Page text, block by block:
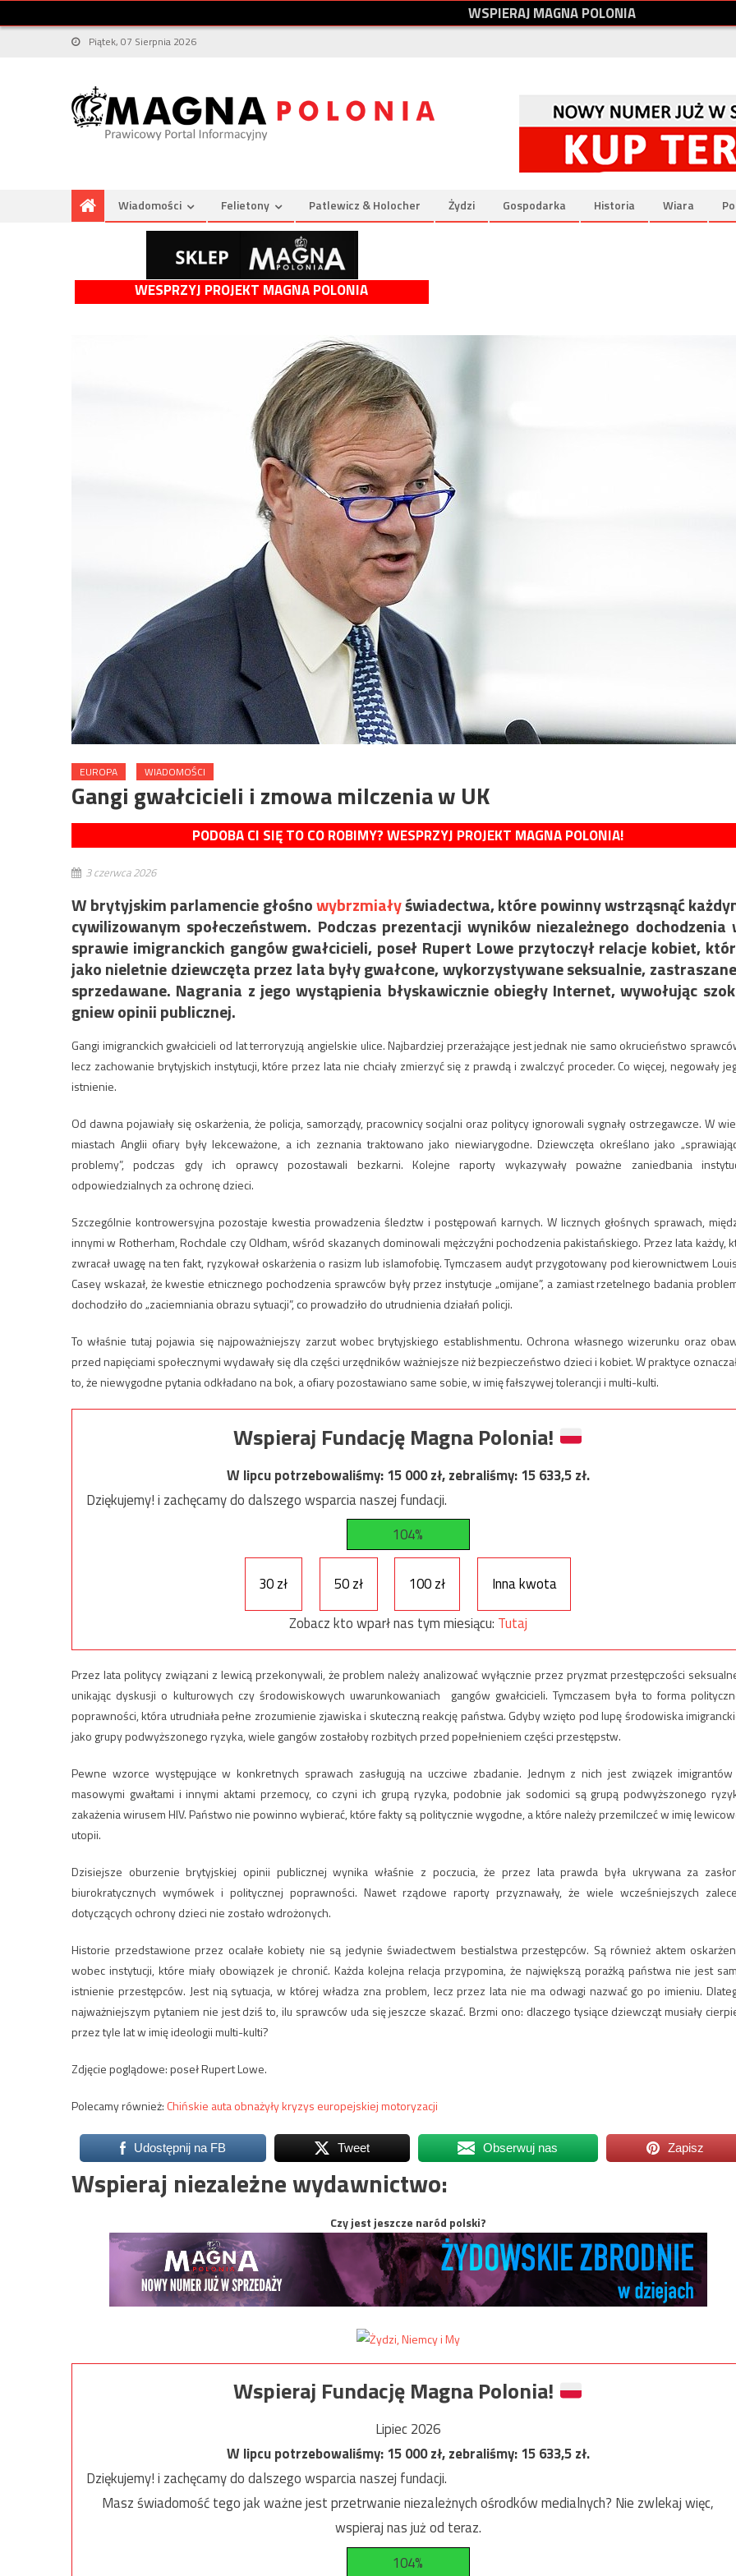
WSPIERAJMAGNAPOLONIA
Piątek, 07 Sierpnia 2026
Wiadomości Felietony Patlewicz & Holocher Żydzi Gospodarka Historia Wiara
WESPRZYJ PROJEKT MAGNA POLONIA
EUROPA WIADOMOŚCI
Gangi gwałcicieli i zmowa milczenia w UK
PODOBA CI SIĘ TO CO ROBIMY? WESPRZYJ PROJEKT MAGNA POLONIA!
3 czerwca 2026
W brytyjskim parlamencie głośnowybrzmiałyświadectwa, które powinny wstrząsnąć
cywilizowanym społeczeństwem. Podczas prezentacji wyników niezależnego dochodzenia
sprawie imigranckich gangów gwałcicieli, poseł Rupert Lowe przytoczył relacje kobiet,
jako nieletnie dziewczęta przez lata były gwałcone, wykorzystywane seksualnie,
sprzedawane. Nagrania z jego wystąpienia błyskawicznie obiegły Internet, wywołując
gniew opinii publicznej.
Gangi imigranckich gwałcicieli od lat terroryzują angielskie ulice. Najbardziej przerażające jest jednak nie samo okrucieństwo
lecz zachowanie brytyjskich instytucji, które przez lata nie chciały zmierzyć się z prawdą i zwalczyć proceder. Co więcej, negowały
istnienie.
Od dawna pojawiały się oskarżenia, że policja, samorządy, pracownicy socjalni oraz politycy ignorowali sygnały ostrzegawcze. W
miastach Anglii ofiary były lekceważone, a ich zeznania traktowano jako niewiarygodne. Dziewczęta określano jako
problemy”, podczas gdy ich oprawcy pozostawali bezkarni. Kolejne raporty wykazywały poważne zaniedbania
odpowiedzialnych za ochronę dzieci.
Szczególnie kontrowersyjna pozostaje kwestia prowadzenia śledztw i postępowań karnych. W licznych głośnych sprawach,
innymi w Rotherham, Rochdale czy Oldham, wśród skazanych dominowali mężczyźni pochodzenia pakistańskiego. Przez lata każdy,
zwracał uwagę na ten fakt, ryzykował oskarżenia o rasizm lub islamofobię. Tymczasem audyt przygotowany pod kierownictwem
Casey wskazał, że kwestie etnicznego pochodzenia sprawców były przez instytucje „omijane”, a zamiast rzetelnego badania
dochodziło do „zaciemniania obrazu sytuacji”, co prowadziło do utrudnienia działań policji.
To właśnie tutaj pojawia się najpoważniejszy zarzut wobec brytyjskiego establishmentu. Ochrona własnego wizerunku oraz
przed napięciami społecznymi wydawały się dla części urzędników ważniejsze niż bezpieczeństwo dzieci i kobiet. W praktyce
to, że niewygodne pytania odkładano na bok, a ofiary pozostawiano same sobie, w imię fałszywej tolerancji i multi-kulti.
Wspieraj Fundację Magna Polonia!
W lipcu potrzebowaliśmy:15 000zł, zebraliśmy:15 633,5zł.
Dziękujemy! i zachęcamy do dalszego wsparcia naszej fundacji.
104%
30 zł 50 zł 100 zł
Inna kwota
Zobacz kto wparł nas tym miesiącu: Tutaj
Przez lata politycy związani z lewicą przekonywali, że problem należy analizować wyłącznie przez pryzmat przestępczości
unikając dyskusji o kulturowych czy środowiskowych uwarunkowaniach gangów gwałcicieli. Tymczasem była to forma
poprawności, która utrudniała pełne zrozumienie zjawiska i skuteczną reakcję państwa. Gdyby wzięto pod lupę środowiska
jako grupy podwyższonego ryzyka, wiele gangów zostałoby rozbitych przed popełnieniem części przestępstw.
Pewne wzorce występujące w konkretnych sprawach zasługują na uczciwe zbadanie. Jednym z nich jest związek
masowymi gwałtami i innymi aktami przemocy, co czyni ich grupą ryzyka, podobnie jak sodomici są grupą podwyższonego
zakażenia wirusem HIV. Państwo nie powinno wybierać, które fakty są politycznie wygodne, a które należy przemilczeć w imię
utopii.
Dzisiejsze oburzenie brytyjskiej opinii publicznej wynika właśnie z poczucia, że przez lata prawda była ukrywana za
biurokratycznych wymówek i politycznej poprawności. Nawet rządowe raporty przyznawały, że wiele wcześniejszych
dotyczących ochrony dzieci nie zostało wdrożonych.
Historie przedstawione przez ocalałe kobiety nie są jedynie świadectwem bestialstwa przestępców. Są również aktem
wobec instytucji, które miały obowiązek je chronić. Każda kolejna relacja przypomina, że największą porażką państwa nie jest
istnienie przestępców. Jest nią sytuacja, w której władza zna problem, lecz przez lata nie ma odwagi nazwać go po imieniu.
najważniejszym pytaniem nie jest dziś to, ilu sprawców uda się jeszcze skazać. Brzmi ono: dlaczego tysiące dziewcząt musiały
przez tyle lat w imię ideologii multi-kulti?
Zdjęcie poglądowe: poseł Rupert Lowe.
Polecamy również: Chińskie auta obnażyły kryzys europejskiej motoryzacji
Udostępnij na FB Tweet Obserwuj nas Zapisz
Wspieraj niezależne wydawnictwo:
Czy jest jeszcze naród polski?
Wspieraj Fundację Magna Polonia!
Lipiec 2026
W lipcu potrzebowaliśmy:15 000zł, zebraliśmy:15 633,5zł.
Dziękujemy! i zachęcamy do dalszego wsparcia naszej fundacji.
Masz świadomość tego jak ważne jest przetrwanie niezależnych ośrodków medialnych? Nie zwlekaj więc,
wspieraj nas już od teraz.
104%